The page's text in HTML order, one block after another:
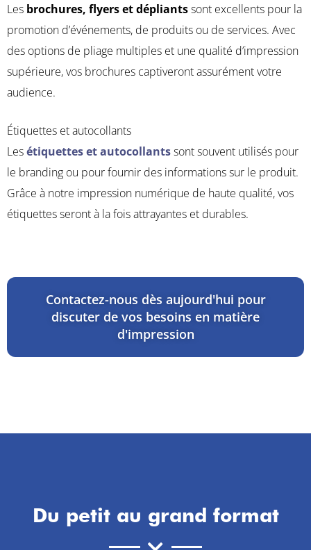
Les brochures, flyers et dépliantssont excellents pour la
promotion d’événements, de produits ou de services. Avec
des options de pliage multiples et une qualité d’impression
supérieure, vos brochures captiveront assurément votre
audience.
Étiquettes et autocollants
Lesétiquettes et autocollantssont souvent utilisés pour
le branding ou pour fournir des informations sur le produit.
Grâce à notre impression numérique de haute qualité, vos
étiquettes seront à la fois attrayantes et durables.
Contactez-nous dès aujourd'hui pour
discuter de vos besoins en matière
d'impression
Du petit au grand format